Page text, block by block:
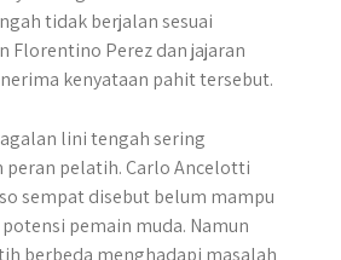
tidak berjalan sesuai
Florentino Perez dan jajaran
kenyataan pahit tersebut.
lini tengah sering
peran pelatih. Carlo Ancelotti
sempat disebut belum mampu
pemain muda. Namun
berbeda menghadapi masalah